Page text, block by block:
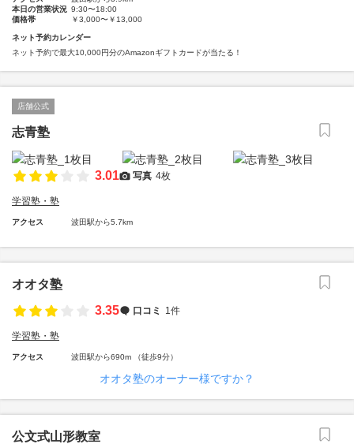
本日の営業状況 9:30〜18:00
価格帯
￥3,000〜￥13,000
ネット予約カレンダー
ネット予約で最大10,000円分のAmazonギフトカードが当たる！
店舗公式
志青塾
3.01 写真 4枚
学習塾・塾
アクセス 波田駅から5.7km
オオタ塾
3.35
口コミ 1件
学習塾・塾
アクセス 波田駅から690m （徒歩9分）
オオタ塾のオーナー様ですか？
公文式山形教室